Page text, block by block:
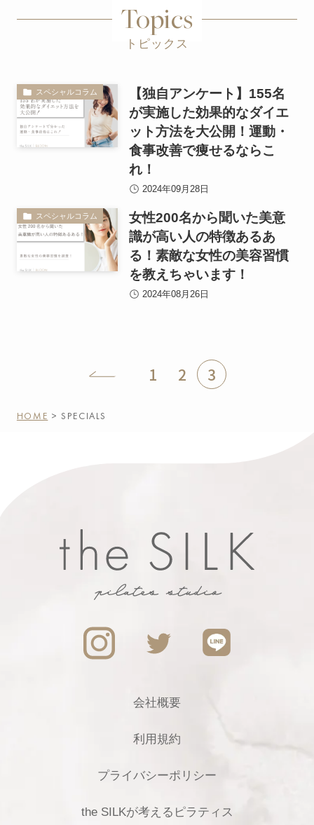
トピックス
Topics
スペシャルコラム
【独自アンケート】155名
が実施した効果的なダイエ
ット方法を大公開！運動・
食事改善で痩せるならこ
れ！
2024年09月28日
スペシャルコラム
女性200名から聞いた美意
識が高い人の特徴あるあ
る！素敵な女性の美容習慣
を教えちゃいます！
2024年08月26日
1 2 3
HOME > SPECIALS
会社概要
利用規約
プライバシーポリシー
the SILKが考えるピラティス